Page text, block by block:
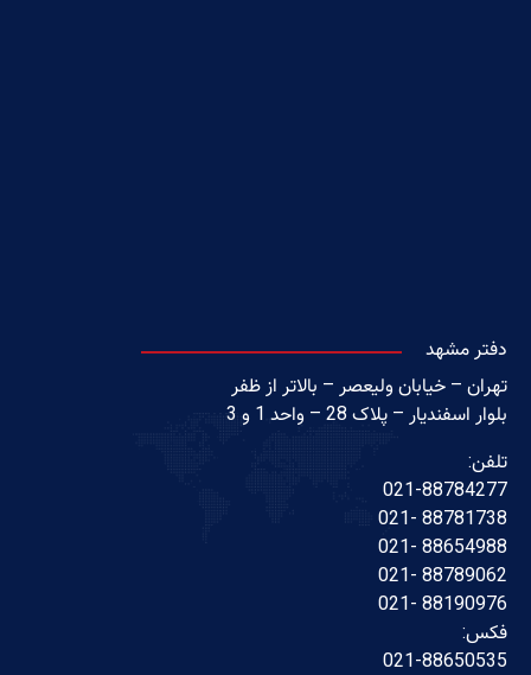
دفتر مشهد
تهران – خیابان ولیعصر – بالاتر از ظفر
بلوار اسفندیار – پلاک 28 – واحد 1 و 3
تلفن:
021-88784277
88781738 -021
88654988 -021
88789062 -021
88190976 -021
فکس:
021-88650535